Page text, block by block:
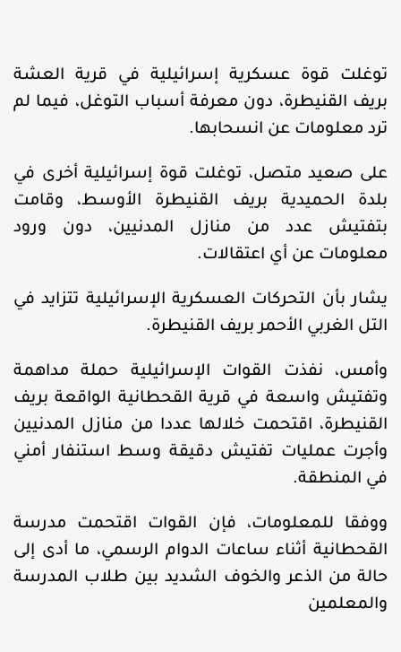
توغلت قوة عسكرية إسرائيلية في قرية العشة
بريف القنيطرة، دون معرفة أسباب التوغل، فيما لم
ترد معلومات عن انسحابها.
على صعيد متصل، توغلت قوة إسرائيلية أخرى في
بلدة الحميدية بريف القنيطرة الأوسط، وقامت
بتفتيش عدد من منازل المدنيين، دون ورود
معلومات عن أي اعتقالات.
يشار بأن التحركات العسكرية الإسرائيلية تتزايد في
التل الغربي الأحمر بريف القنيطرة.
وأمس، نفذت القوات الإسرائيلية حملة مداهمة
وتفتيش واسعة في قرية القحطانية الواقعة بريف
القنيطرة، اقتحمت خلالها عددا من منازل المدنيين
وأجرت عمليات تفتيش دقيقة وسط استنفار أمني
في المنطقة.
ووفقا للمعلومات، فإن القوات اقتحمت مدرسة
القحطانية أثناء ساعات الدوام الرسمي، ما أدى إلى
حالة من الذعر والخوف الشديد بين طلاب المدرسة
والمعلمين